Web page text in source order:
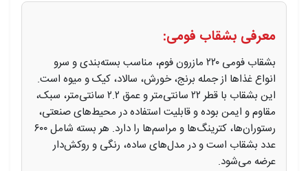
معرفی بشقاب فومی:
بشقاب فومی ۲۲۰ مازرون فوم، مناسب بسته‌بندی و سرو
انواع غذاها از جمله برنج، خورش، سالاد، کیک و میوه است.
این بشقاب با قطر ۲۲ سانتی‌متر و عمق ۲.۲ سانتی‌متر، سبک،
مقاوم و ایمن بوده و قابلیت استفاده در محیط‌های صنعتی،
رستوران‌ها، کترینگ‌ها و مراسم‌ها را دارد. هر بسته شامل ۶۰۰
عدد بشقاب است و در مدل‌های ساده، رنگی و روکش‌دار
عرضه می‌شود.